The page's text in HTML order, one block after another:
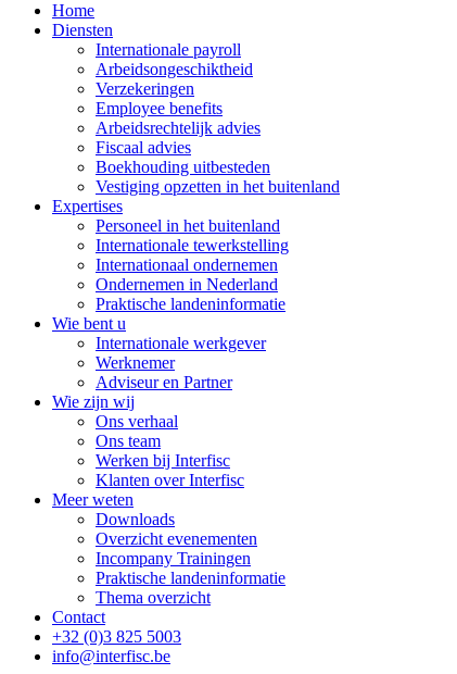
Home
Diensten
Internationale payroll
Arbeidsongeschiktheid
Verzekeringen
Employee benefits
Arbeidsrechtelijk advies
Fiscaal advies
Boekhouding uitbesteden
Vestiging opzetten in het buitenland
Expertises
Personeel in het buitenland
Internationale tewerkstelling
Internationaal ondernemen
Ondernemen in Nederland
Praktische landeninformatie
Wie bent u
Internationale werkgever
Werknemer
Adviseur en Partner
Wie zijn wij
Ons verhaal
Ons team
Werken bij Interfisc
Klanten over Interfisc
Meer weten
Downloads
Overzicht evenementen
Incompany Trainingen
Praktische landeninformatie
Thema overzicht
Contact
+32 (0)3 825 5003
info@interfisc.be